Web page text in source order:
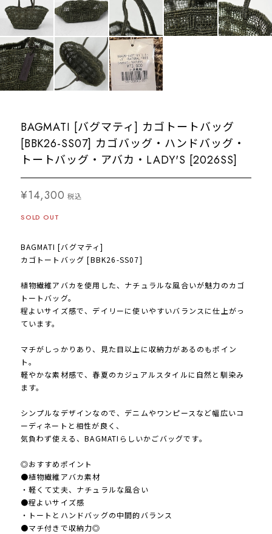
BAGMATI [バグマティ] カゴトートバッグ
[BBK26-SS07] カゴバッグ・ハンドバッグ・
トートバッグ・アバカ・LADY'S [2026SS]
¥14,300 税込
SOLD OUT
BAGMATI [バグマティ]
カゴトートバッグ [BBK26-SS07]
植物繊維アバカを使用した、ナチュラルな風合いが魅力のカゴ
トートバッグ。
程よいサイズ感で、デイリーに使いやすいバランスに仕上がっ
ています。
マチがしっかりあり、見た目以上に収納力があるのもポイン
ト。
軽やかな素材感で、春夏のカジュアルスタイルに自然と馴染み
ます。
シンプルなデザインなので、デニムやワンピースなど幅広いコ
ーディネートと相性が良く、
気負わず使える、BAGMATIらしいかごバッグです。
◎おすすめポイント
●植物繊維アバカ素材
・軽くて丈夫、ナチュラルな風合い
●程よいサイズ感
・トートとハンドバッグの中間的バランス
●マチ付きで収納力◎